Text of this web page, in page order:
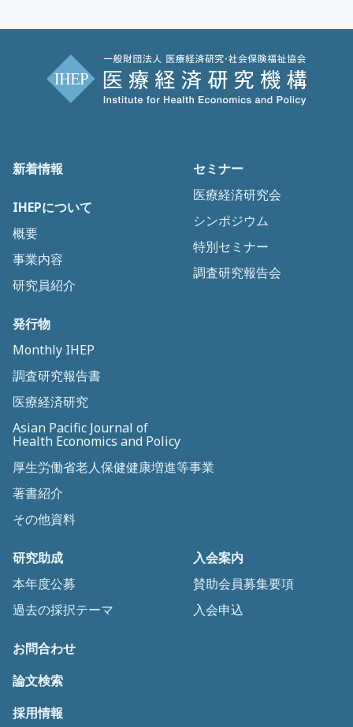
新着情報
IHEPについて
概要
事業内容
研究員紹介
セミナー
医療経済研究会
シンポジウム
特別セミナー
調査研究報告会
発行物
Monthly IHEP
調査研究報告書
医療経済研究
Asian Pacific Journal of
Health Economics and Policy
厚生労働省老人保健健康増進等事業
著書紹介
その他資料
研究助成
本年度公募
過去の採択テーマ
入会案内
賛助会員募集要項
入会申込
お問合わせ
論文検索
採用情報